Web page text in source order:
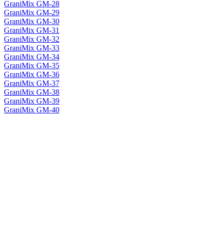
GraniMix GM-28
GraniMix GM-29
GraniMix GM-30
GraniMix GM-31
GraniMix GM-32
GraniMix GM-33
GraniMix GM-34
GraniMix GM-35
GraniMix GM-36
GraniMix GM-37
GraniMix GM-38
GraniMix GM-39
GraniMix GM-40